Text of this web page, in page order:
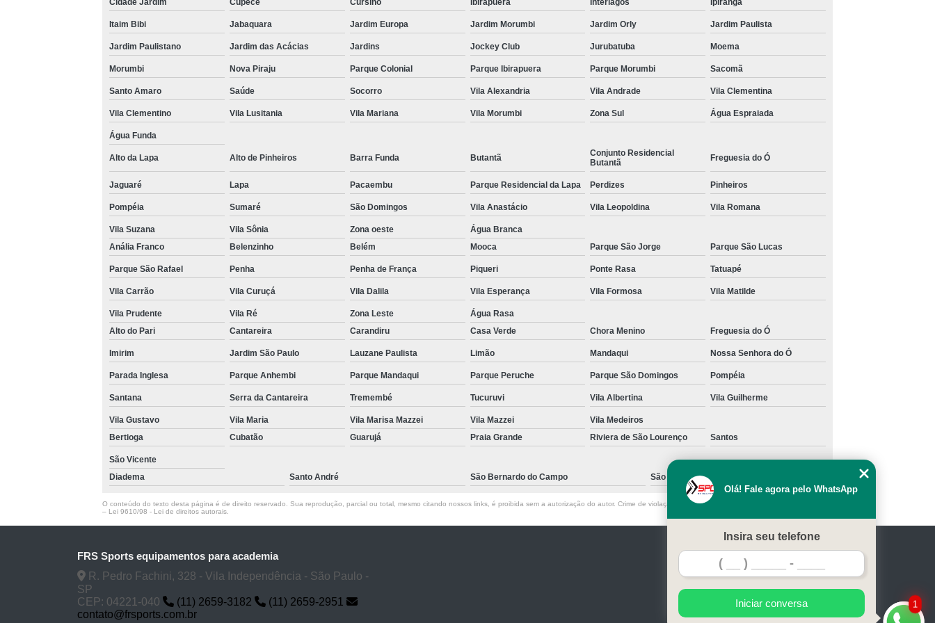
Venda Equipamentos para Academia de Idosos
Venda Equipamentos para Academia de Studio de Personal Trainer
Itaim Bibi Jabaquara Jardim Europa Jardim Morumbi Jardim Orly Jardim Paulista
Jardim Paulistano Jardim das Acácias Jardins Jockey Club Jurubatuba Moema
Morumbi Nova Piraju Parque Colonial Parque Ibirapuera Parque Morumbi Sacomã
Santo Amaro Saúde Socorro Vila Alexandria Vila Andrade Vila Clementina
Vila Clementino Vila Lusitania Vila Mariana Vila Morumbi Zona Sul Água Espraiada
Água Funda
Alto da Lapa Alto de Pinheiros Barra Funda Butantã
Conjunto Residencial
Butantã
Freguesia do Ó
Jaguaré Lapa Pacaembu Parque Residencial da Lapa Perdizes Pinheiros
Pompéia Sumaré São Domingos Vila Anastácio Vila Leopoldina Vila Romana
Vila Suzana Vila Sônia Zona oeste
Água Branca
Anália Franco
Belenzinho Belém Mooca Parque São Jorge Parque São Lucas
Parque São Rafael Penha Penha de França Piqueri Ponte Rasa Tatuapé
Vila Carrão Vila Curuçá Vila Dalila Vila Esperança Vila Formosa Vila Matilde
Vila Prudente Vila Ré Zona Leste
Água Rasa
Alto do Pari
Cantareira Carandiru Casa Verde Chora Menino Freguesia do Ó
Imirim Jardim São Paulo Lauzane Paulista Limão Mandaqui Nossa Senhora do Ó
Parada Inglesa Parque Anhembi Parque Mandaqui Parque Peruche Parque São Domingos Pompéia
Santana Serra da Cantareira Tremembé Tucuruvi Vila Albertina Vila Guilherme
Vila Gustavo Vila Maria Vila Marisa Mazzei Vila Mazzei
Vila Medeiros
Bertioga
Cubatão Guarujá Praia Grande Riviera de São Lourenço Santos
São Vicente
Diadema
Santo André São Bernardo do Campo São Caetano do Sul
O conteúdo do texto desta página é de direito reservado. Sua reprodução, parcial ou total, mesmo citando nossos links, é proibida sem a autorização do autor. Crime de violação de direito autoral – artigo 184 do Código Penal
– Lei 9610/98 - Lei de direitos autorais.
FRS Sports equipamentos para academia
R. Pedro Fachini, 328 - Vila Independência - São Paulo -
SP
CEP: 04221-040
(11) 2659-3182
(11) 2659-2951
contato@frsports.com.br
Serviços
1
Olá! Fale agora pelo WhatsApp
Insira seu telefone
Iniciar conversa